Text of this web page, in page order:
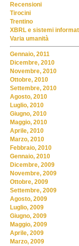
Recensioni
Tirocini
Trentino
XBRL e sistemi
Varia umanità
Gennaio, 2011
Dicembre, 2010
Novembre, 2010
Ottobre, 2010
Settembre, 2010
Agosto, 2010
Luglio, 2010
Giugno, 2010
Maggio, 2010
Aprile, 2010
Marzo, 2010
Febbraio, 2010
Gennaio, 2010
Dicembre, 2009
Novembre, 2009
Ottobre, 2009
Settembre, 2009
Agosto, 2009
Luglio, 2009
Giugno, 2009
Maggio, 2009
Aprile, 2009
Marzo, 2009